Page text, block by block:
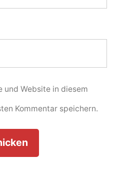
und Website in diesem
Kommentar speichern.